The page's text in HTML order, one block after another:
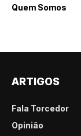
Quem Somos
ARTIGOS
Fala Torcedor
Opinião